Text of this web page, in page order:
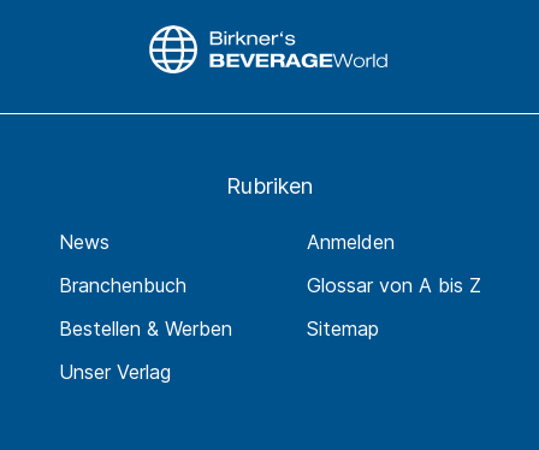
Rubriken
News
Branchenbuch
Bestellen & Werben
Unser Verlag
Anmelden
Glossar von A bis Z
Sitemap